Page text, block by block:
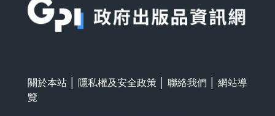
關於本站 隱私權及安全政策 聯絡我們
網站導
覽